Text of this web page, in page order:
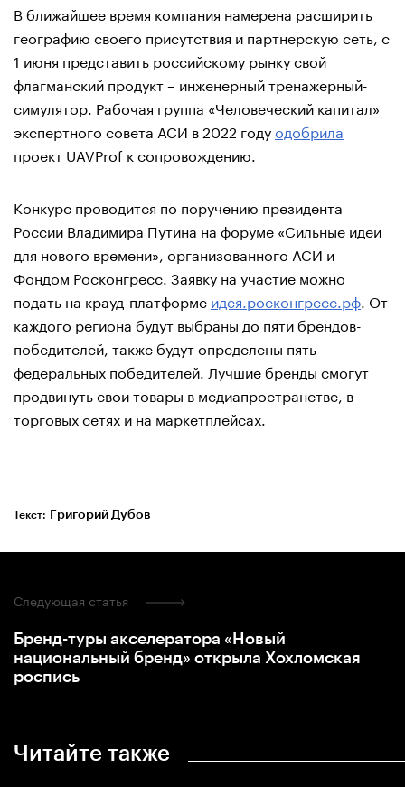
В ближайшее время компания намерена расширить
географию своего присутствия и партнерскую сеть, с
1 июня представить российскому рынку свой
флагманский продукт – инженерный тренажерный-
симулятор. Рабочая группа «Человеческий капитал»
экспертного совета АСИ в 2022 годуодобрила
проект UAVProf к сопровождению.
Конкурс проводится по поручению президента
России Владимира Путина на форуме «Сильные идеи
для нового времени», организованного АСИ и
Фондом Росконгресс. Заявку на участие можно
подать на крауд-платформе идея.росконгресс.рф . От
каждого региона будут выбраны до пяти брендов-
победителей, также будут определены пять
федеральных победителей. Лучшие бренды смогут
продвинуть свои товары в медиапространстве, в
торговых сетях и на маркетплейсах.
Текст: Григорий Дубов
Читайте также
Следующая статья
Бренд-туры акселератора «Новый
национальный бренд» открыла Хохломская
роспись